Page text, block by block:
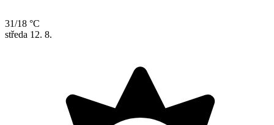
31/18 °C
středa 12. 8.